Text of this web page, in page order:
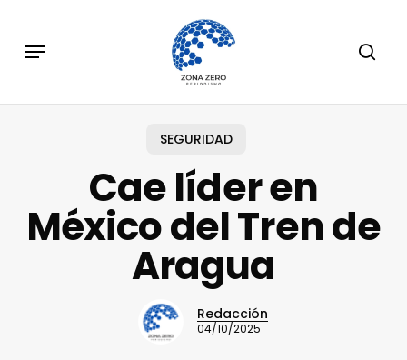
main
Menu
SEGURIDAD
Cae líder en
México del Tren de
Aragua
Redacción
04/10/2025